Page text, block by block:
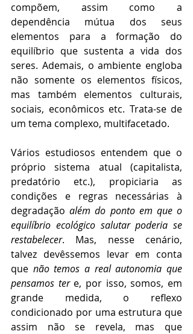
compõem, assim como a
dependência mútua dos seus
elementos para a formação do
equilíbrio que sustenta a vida dos
seres. Ademais, o ambiente engloba
não somente os elementos físicos,
mas também elementos culturais,
sociais, econômicos etc. Trata-se de
um tema complexo, multifacetado.
Vários estudiosos entendem que o
próprio sistema atual (capitalista,
predatório etc.), propiciaria as
condições e regras necessárias à
degradação além do ponto em que o
equilíbrio ecológico salutar poderia se
restabelecer. Mas, nesse cenário,
talvez devêssemos levar em conta
que não temos a real autonomia que
pensamos ter e, por isso, somos, em
grande medida, o reflexo
condicionado por uma estrutura que
assim não se revela, mas que